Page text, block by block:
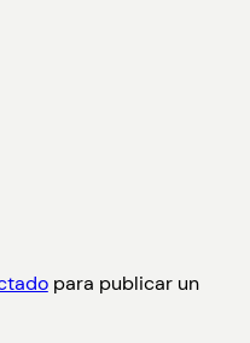
para publicar un